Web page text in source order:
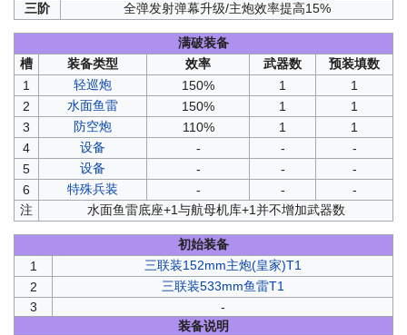
三阶
全弹发射弹幕升级/主炮效率提高15%
满破装备
槽
装备类型 效率 武器数
预装填数
1
轻巡炮 150% 1
1
2
水面鱼雷 150% 1
1
3
防空炮 110% 1
1
4
设备 - -
-
5
设备 - -
-
6
特殊兵装 - -
-
注
水面鱼雷底座+1与航母机库+1并不增加武器数
初始装备
1
三联装152mm主炮(皇家)T1
2
三联装533mm鱼雷T1
3
-
装备说明